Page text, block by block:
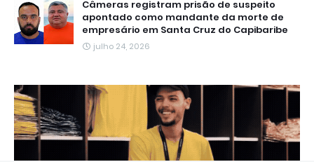
Câmeras registram prisão de suspeito
apontado como mandante da morte de
empresário em Santa Cruz do Capibaribe
julho 24, 2026